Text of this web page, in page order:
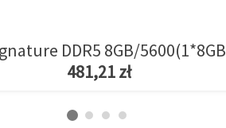
DDR5 8GB/
481,21 zł